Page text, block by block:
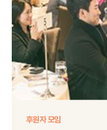
후원자 모임